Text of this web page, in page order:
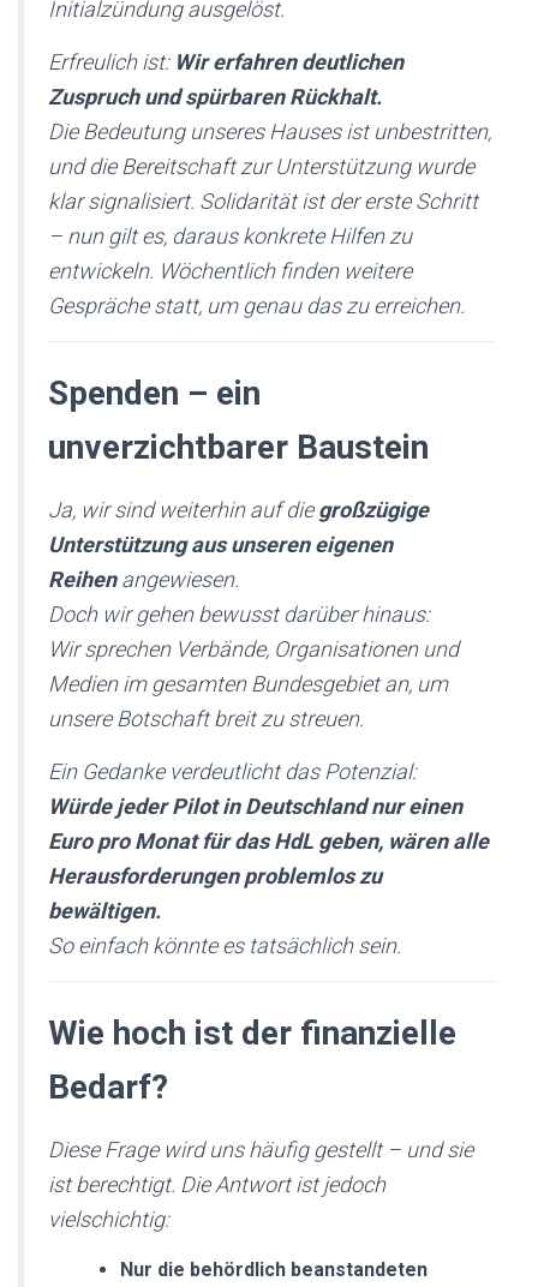
Initialzündung ausgelöst.
Erfreulich ist: Wir erfahren deutlichen
Zuspruch und spürbaren Rückhalt.
Die Bedeutung unseres Hauses ist unbestritten,
und die Bereitschaft zur Unterstützung wurde
klar signalisiert. Solidarität ist der erste Schritt
– nun gilt es, daraus konkrete Hilfen zu
entwickeln. Wöchentlich finden weitere
Gespräche statt, um genau das zu erreichen.
Spenden – ein
unverzichtbarer Baustein
Ja, wir sind weiterhin auf die großzügige
Unterstützung aus unseren eigenen
Reihen angewiesen.
Doch wir gehen bewusst darüber hinaus:
Wir sprechen Verbände, Organisationen und
Medien im gesamten Bundesgebiet an, um
unsere Botschaft breit zu streuen.
Ein Gedanke verdeutlicht das Potenzial:
Würde jeder Pilot in Deutschland nur einen
Euro pro Monat für das HdL geben, wären alle
Herausforderungen problemlos zu
bewältigen.
So einfach könnte es tatsächlich sein.
Wie hoch ist der finanzielle
Bedarf?
Diese Frage wird uns häufig gestellt – und sie
ist berechtigt. Die Antwort ist jedoch
vielschichtig:
Nur die behördlich beanstandeten